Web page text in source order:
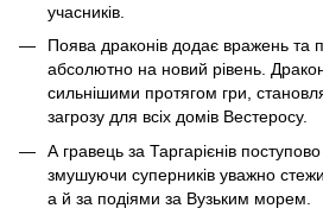
учасників.
Поява драконів додає вражень та
абсолютно на новий рівень.
сильнішими протягом гри,
загрозу для всіх домів Вестеросу.
А гравець за Таргарієнів
змушуючи суперників уважно
а й за подіями за Вузьким морем.